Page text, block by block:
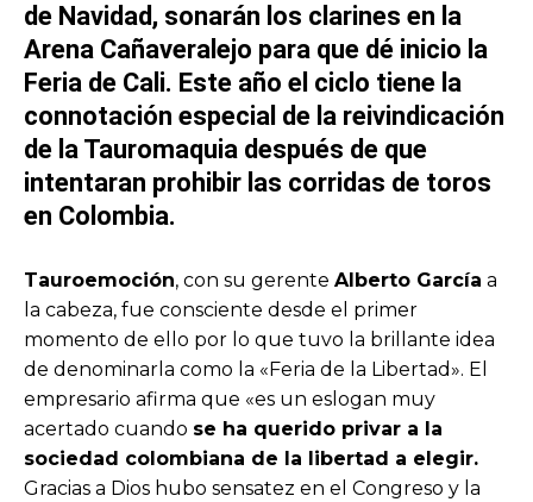
de Navidad, sonarán los clarines en la
Arena Cañaveralejo para que dé inicio la
Feria de Cali. Este año el ciclo tiene la
connotación especial de la reivindicación
de la Tauromaquia después de que
intentaran prohibir las corridas de toros
en Colombia.
Tauroemoción, con su gerente Alberto García a
la cabeza, fue consciente desde el primer
momento de ello por lo que tuvo la brillante idea
de denominarla como la «Feria de la Libertad». El
empresario afirma que «es un eslogan muy
acertado cuando se ha querido privar a la
sociedad colombiana de la libertad a elegir.
Gracias a Dios hubo sensatez en el Congreso y la